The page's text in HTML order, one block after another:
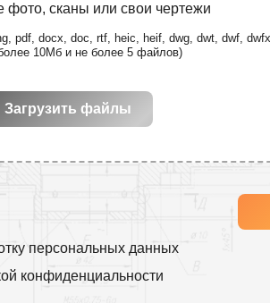
фото, сканы или свои чертежи
pdf, docx, doc, rtf, heic, heif, dwg, dwt, dwf,
10Мб и не более 5 файлов)
Загрузить файлы
персональных данных
конфиденциальности